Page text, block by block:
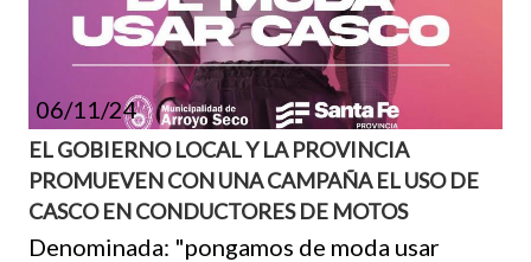
06/11/24
EL GOBIERNO LOCAL Y LA PROVINCIA
PROMUEVEN CON UNA CAMPAÑA EL USO DE
CASCO EN CONDUCTORES DE MOTOS
Denominada: "pongamos de moda usar